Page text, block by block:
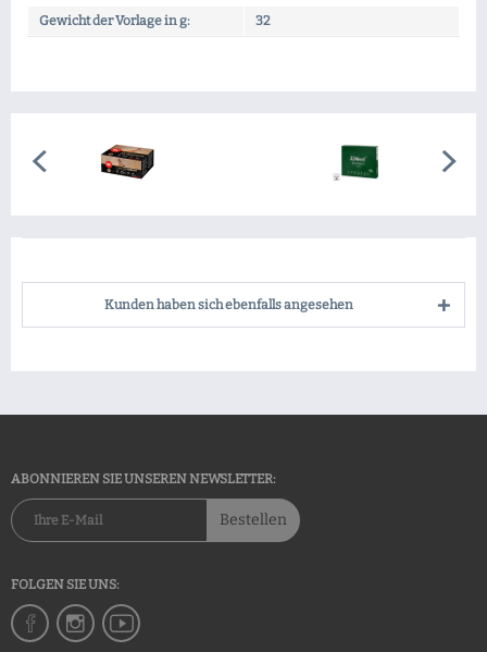
Gewicht der Vorlage in g:
32
Kunden haben sich ebenfalls angesehen
ABONNIEREN SIE UNSEREN NEWSLETTER:
Bestellen
FOLGEN SIE UNS: